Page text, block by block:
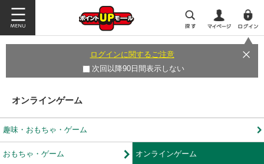
ログインに関するご注意
次回以降90日間表示しない
オンラインゲーム
趣味・おもちゃ・ゲーム
おもちゃ・ゲーム オンラインゲーム